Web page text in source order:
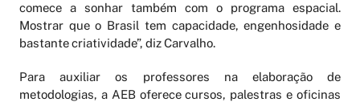
comece a sonhar também com o programa espacial.
Mostrar que o Brasil tem capacidade, engenhosidade e
bastante criatividade”, diz Carvalho.
Para auxiliar os professores na elaboração de
metodologias, a AEB oferece cursos, palestras e oficinas